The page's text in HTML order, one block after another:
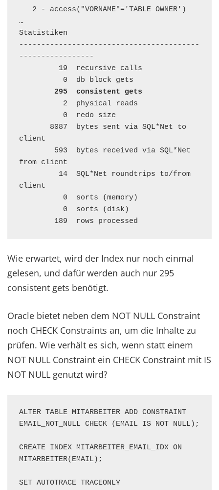
…
Statistiken
-----------------------------------------
-----------------
295  consistent gets
client
from client
client
        189  rows processed
Wie erwartet, wird der Index nur noch einmal
gelesen, und dafür werden auch nur 295
consistent gets benötigt.
Oracle bietet neben dem NOT NULL Constraint
noch CHECK Constraints an, um die Inhalte zu
prüfen. Wie verhält es sich, wenn statt einem
NOT NULL Constraint ein CHECK Constraint mit IS
NOT NULL genutzt wird?
ALTER TABLE MITARBEITER ADD CONSTRAINT
EMAIL_NOT_NULL CHECK (EMAIL IS NOT NULL);
CREATE INDEX MITARBEITER_EMAIL_IDX ON
MITARBEITER(EMAIL);
SET AUTOTRACE TRACEONLY